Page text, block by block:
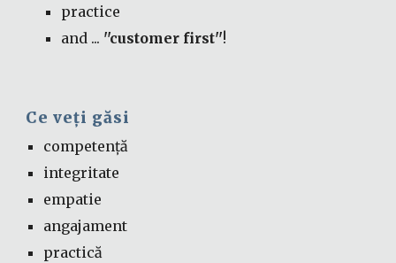
practice
and ... ''customer first''!
Ce veți găsi
competență
integritate
empatie
angajament
practică